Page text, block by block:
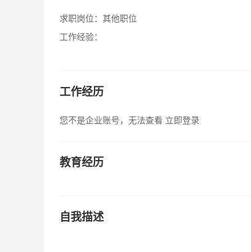
求职岗位： 其他职位
工作经验：
工作经历
您不是企业账号，无法查看 立即登录
教育经历
自我描述